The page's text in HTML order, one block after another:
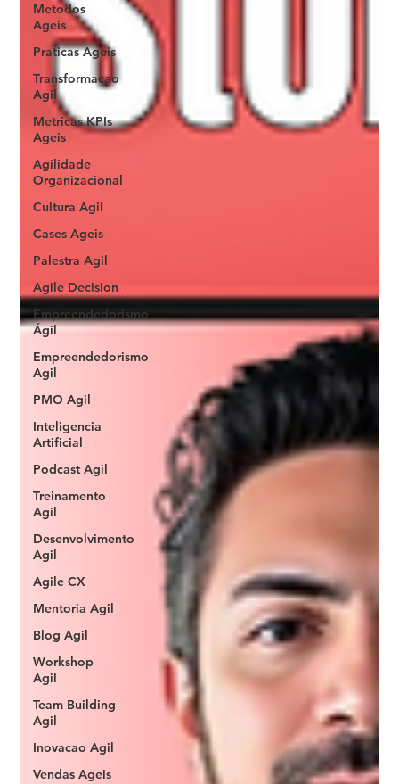
Metodos
Ageis
Praticas Ageis
Transformacao
Agil
Metricas KPIs
Ageis
Agilidade
Organizacional
Cultura Agil
Cases Ageis
Palestra Agil
Agile Decision
Empreendedorismo
Ágil
Empreendedorismo
Agil
PMO Agil
Inteligencia
Artificial
Podcast Agil
Treinamento
Agil
Desenvolvimento
Agil
Agile CX
Mentoria Agil
Blog Agil
Workshop
Agil
Team Building
Agil
Inovacao Agil
Vendas Ageis